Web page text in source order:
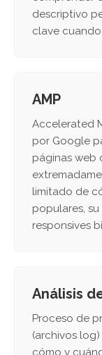
descriptivo
clave
AMP
Accelerated
por Google
páginas web
limitado de
populares,
responsives
Análisis
Proceso de
(archivos
cómo y